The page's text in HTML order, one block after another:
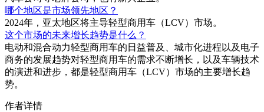
哪个地区是市场领先地区？
2024年，亚太地区将主导轻型商用车（LCV）市场。
这个市场的未来增长趋势是什么？
电动和混合动力轻型商用车的日益普及、城市化进程以及电子
商务的发展趋势对轻型商用车的需求不断增长，以及车辆技术
的演进和进步，都是轻型商用车（LCV）市场的主要增长趋
势。
作者详情